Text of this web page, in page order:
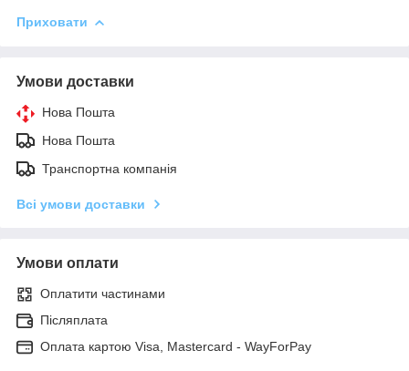
Приховати
Умови доставки
Нова Пошта
Нова Пошта
Транспортна компанія
Всі умови доставки
Умови оплати
Оплатити частинами
Післяплата
Оплата картою Visa, Mastercard - WayForPay